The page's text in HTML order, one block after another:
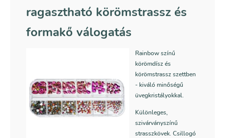
ragasztható körömstrassz és
formakő válogatás
Rainbow színű
körömdísz és
körömstrassz szettben
- kiváló minőségű
üvegkristályokkal.
Különleges,
szivárványszínű
strasszkövek. Csillogó